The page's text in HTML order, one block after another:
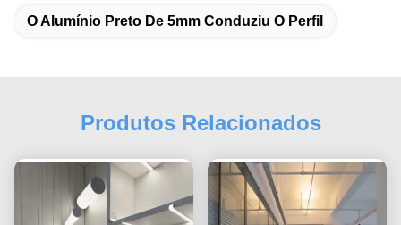
O Alumínio Preto De 5mm Conduziu O Perfil
Produtos Relacionados